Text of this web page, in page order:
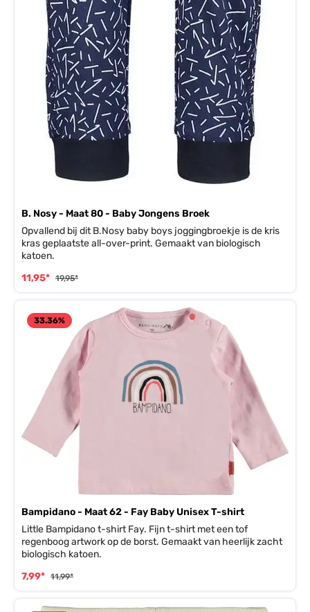
B. Nosy - Maat 80 - Baby Jongens Broek
Opvallend bij dit B.Nosy baby boys joggingbroekje is de kris
kras geplaatste all-over-print. Gemaakt van biologisch
katoen.
11,95* 19,95*
33.36%
Bampidano - Maat 62 - Fay Baby Unisex T-shirt
Little Bampidano t-shirt Fay. Fijn t-shirt met een tof
regenboog artwork op de borst. Gemaakt van heerlijk zacht
biologisch katoen.
7,99* 11,99*